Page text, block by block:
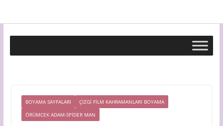
BOYAMA SAYFALARI
ÇIZGI FILM KAHRAMANLARI BOYAMA
ÖRÜMCEK ADAM-SPIDER MAN